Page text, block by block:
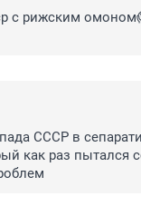
с рижским
СССР в
как раз пытался